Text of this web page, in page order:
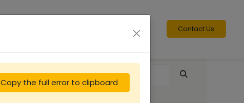
Contact Us
Copy the full error to clipboard